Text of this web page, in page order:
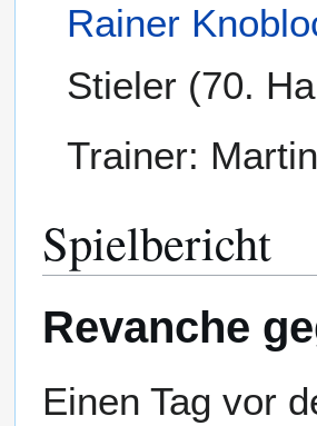
Rainer
Stieler (70.
Trainer:
Spielbericht
Revanche
Einen Tag vor